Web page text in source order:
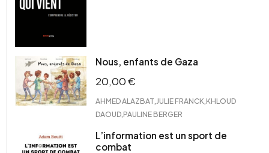
Nous, enfants de Gaza
20,00€
AHMED ALAZBAT JULIE FRANCK KHLOUD
DAOUD PAULINE BERGER
L’information est un sport de
combat